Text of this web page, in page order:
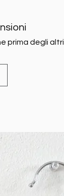
prima degli altri.